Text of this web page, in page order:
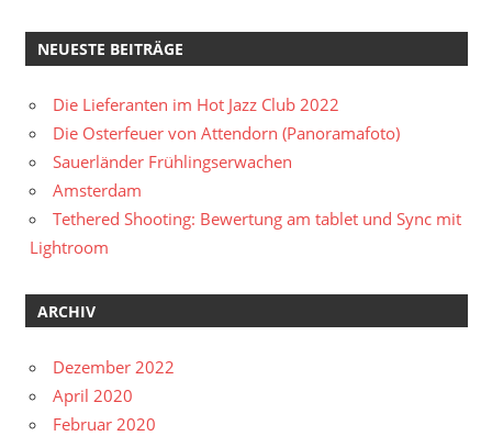
NEUESTE BEITRÄGE
Die Lieferanten im Hot Jazz Club 2022
Die Osterfeuer von Attendorn (Panoramafoto)
Sauerländer Frühlingserwachen
Amsterdam
Tethered Shooting: Bewertung am tablet und Sync mit
Lightroom
ARCHIV
Dezember 2022
April 2020
Februar 2020